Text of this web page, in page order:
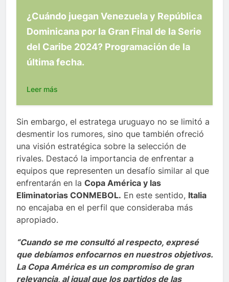
¿Cuándo juegan Venezuela y República
Dominicana por la Gran Final de la Serie
del Caribe 2024? Programación de la
última fecha.
Leer más
Sin embargo, el estratega uruguayo no se limitó a
desmentir los rumores, sino que también ofreció
una visión estratégica sobre la selección de
rivales. Destacó la importancia de enfrentar a
equipos que representen un desafío similar al que
enfrentarán en la Copa América y las
Eliminatorias CONMEBOL. En este sentido, Italia
no encajaba en el perfil que consideraba más
apropiado.
“Cuando se me consultó al respecto, expresé
que debíamos enfocarnos en nuestros objetivos.
La Copa América es un compromiso de gran
relevancia, al igual que los partidos de las